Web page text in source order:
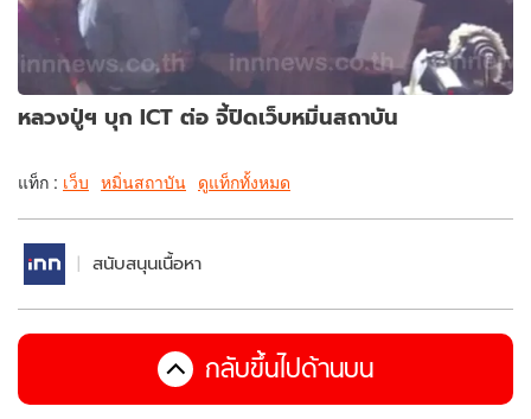
หลวงปู่ฯ บุก ICT ต่อ จี้ปิดเว็บหมิ่นสถาบัน
แท็ก : เว็บ หมิ่นสถาบัน ดูแท็กทั้งหมด
สนับสนุนเนื้อหา
กลับขึ้นไปด้านบน